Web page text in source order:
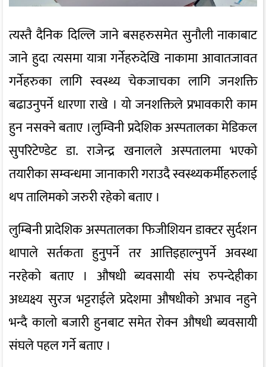
त्यस्तै दैनिक दिल्लि जाने बसहरुसमेत सुनौली नाकाबाट
जाने हुदा त्यसमा यात्रा गर्नेहरुदेखि नाकामा आवातजावत
गर्नेहरुका लागि स्वस्थ्य चेकजाचका लागि जनशक्ति
बढाउनुपर्ने धारणा राखे । यो जनशक्तिले प्रभावकारी काम
हुन नसक्ने बताए ।लुम्विनी प्रदेशिक अस्पतालका मेडिकल
सुपरिटेण्डेट डा. राजेन्द्र खनालले अस्पतालमा भएको
तयारीका सम्वन्धमा जानाकारी गराउदै स्वस्थ्यकर्मीहरुलाई
थप तालिमको जरुरी रहेको बताए ।
लुम्बिनी प्रादेशिक अस्पतालका फिजीशियन डाक्टर सुर्दशन
थापाले सर्तकता हुनुपर्ने तर आत्तिइहाल्नुपर्ने अवस्था
नरहेको बताए । औषधी ब्यवसायी संघ रुपन्देहीका
अध्यक्ष्य सुरज भट्टराईले प्रदेशमा औषधीको अभाव नहुने
भन्दै कालो बजारी हुनबाट समेत रोक्न औषधी ब्यवसायी
संघले पहल गर्ने बताए ।